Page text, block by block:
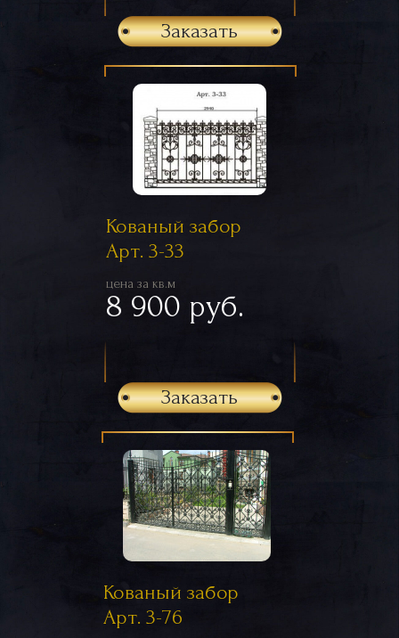
Заказать
Кованый забор
Арт. 3-33
цена за кв.м
8 900 руб.
Заказать
Кованый забор
Арт. 3-76